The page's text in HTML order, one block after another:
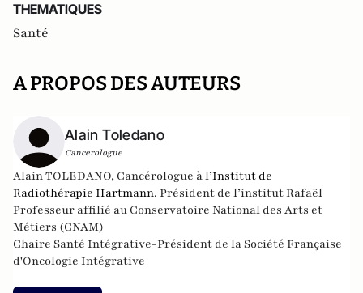
THEMATIQUES
Santé
A PROPOS DES AUTEURS
Alain Toledano
Cancerologue
Alain TOLEDANO, Cancérologue à l’Institut de
Radiothérapie Hartmann. Président de l’institut Rafaël
Professeur affilié au Conservatoire National des Arts et
Métiers (CNAM)
Chaire Santé Intégrative-Président de la Société Française
d'Oncologie Intégrative